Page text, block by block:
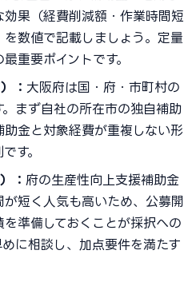
果（経費削減額・作業時間短
数値で記載しましょう。定量
重要ポイントです。
： 大阪府は国・府・市町村の
まず自社の所在市の独自補助
金と対象経費が重複しない形
す。
： 府の生産性向上支援補助金
短く人気も高いため、公募開
準備しておくことが採択への
に相談し、加点要件を満たす